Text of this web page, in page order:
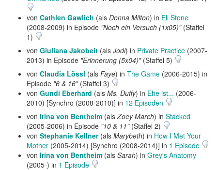
von Cathlen Gawlich (als Donna Milton) in Eli Stone
(2008-2009) in Episode "Noch ein Versuch (1x05)"(Staffel
1)
von Giuliana Jakobeit (als Jodi) in Private Practice (2007-
2013) in Episode "Erinnerung (5x04)"(Staffel 5)
von Claudia Lössl (als Faye) in The Game (2006-2015) in
Episode "6 & 16"(Staffel 3)
von Gundi Eberhard (als Ms. Duffy) in Ehe ist... (2006-
2010) [Synchro (2008-2010)] in 12 Episoden
von Irina von Bentheim (alsZoey March) in Stacked
(2005-2006) in Episode "10 & 11"(Staffel 2)
von Stephanie Kellner(als Marybeth) in How I Met Your
Mother (2005-2014) [Synchro (2008-2014)] in 1 Episode
von Irina von Bentheim (als Sarah) in Grey's Anatomy
(2005-) in 1 Episode